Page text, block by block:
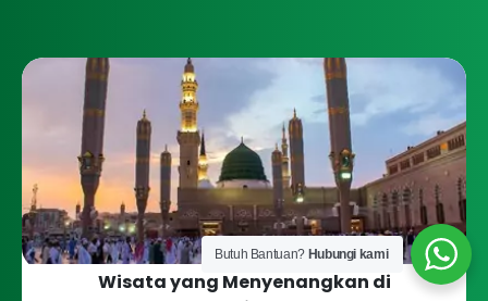
Wisata yang Menyenangkan di
Butuh Bantuan? Hubungi kami